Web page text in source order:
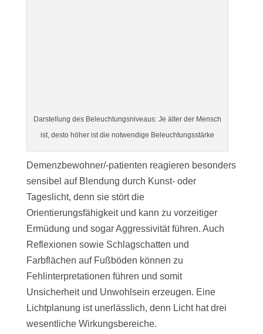
Darstellung des Beleuchtungsniveaus: Je älter der Mensch
ist, desto höher ist die notwendige Beleuchtungsstärke
Demenzbewohner/-patienten reagieren besonders
sensibel auf Blendung durch Kunst- oder
Tageslicht, denn sie stört die
Orientierungsfähigkeit und kann zu vorzeitiger
Ermüdung und sogar Aggressivität führen. Auch
Reflexionen sowie Schlagschatten und
Farbflächen auf Fußböden können zu
Fehlinterpretationen führen und somit
Unsicherheit und Unwohlsein erzeugen. Eine
Lichtplanung ist unerlässlich, denn Licht hat drei
wesentliche Wirkungsbereiche.